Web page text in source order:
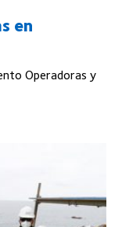
en
Operadoras y